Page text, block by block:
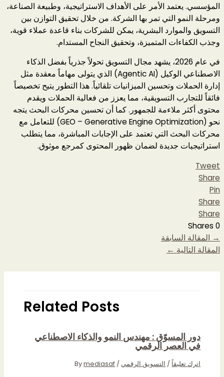
المؤسسي. يعتمد الأمر على الأهداف الاستراتيجية، وطبيعة الصناعة،
ومرحلة النمو التي تمر بها الشركة. من خلال تحقيق التوازن بين
التسويق والموارد البشرية، يمكن للشركات بناء قاعدة عملاء قوية،
وجذب الكفاءات المتميزة، وتحقيق النجاح المستدام.
في عام 2026، يشهد مجال التسويق تحولاً جذرياً بفضل الذكاء
الاصطناعي الوكيل (Agentic AI) الذي يتولى مهاماً معقدة مثل
إدارة الحملات وتحسين الميزانيات تلقائياً. هذا التطور يتيح تخصيصاً
فائقاً للتجارب التسويقية، مما يعزز من فعالية الحملات ويقدم
محتوى أكثر ملاءمة للجمهور. كما أن تحسين محركات البحث يتجه
نحو (GEO – Generative Engine Optimization) للتعامل مع
محركات البحث التي تعتمد على الإجابات المباشرة، مما يتطلب
استراتيجيات جديدة لضمان ظهور المحتوى كمرجع موثوق.
Tweet
Share
Pin
Share
Share
0
Shares
→ المقالة السابقة
المقالة التالية ←
Related Posts
دور المسوّق : مهندس النمو والذكاء الاصطناعي
في العصر الرقمي
اترك تعليقاً / التسويق الرقمي / By
mediasaf